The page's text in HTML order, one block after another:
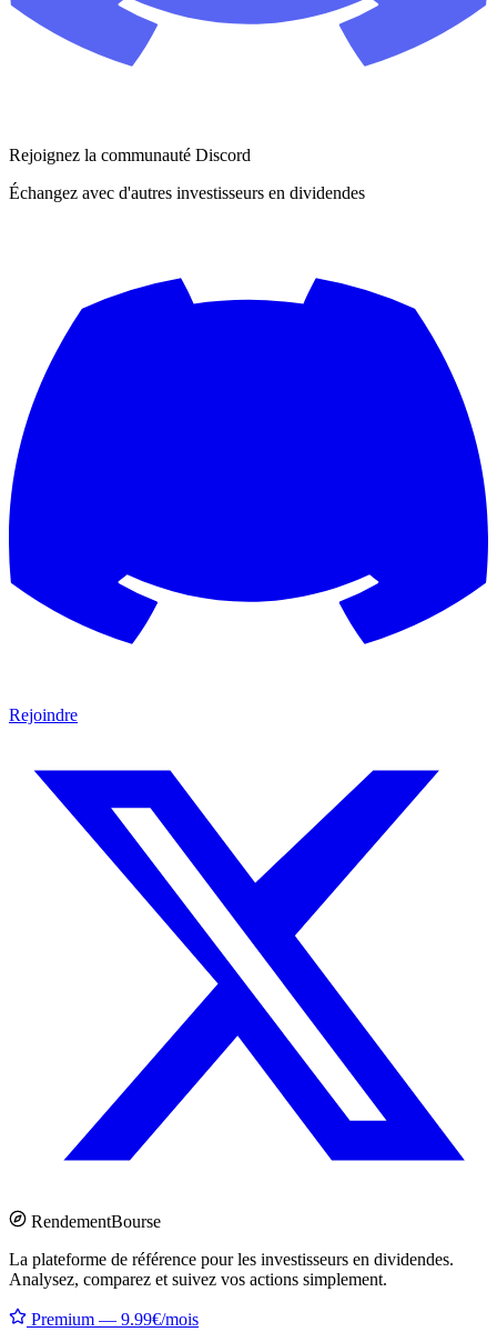
Rejoignez la communauté Discord
Échangez avec d'autres investisseurs en dividendes
Rejoindre
RendementBourse
La plateforme de référence pour les investisseurs en dividendes.
Analysez, comparez et suivez vos actions simplement.
Premium — 9.99€/mois